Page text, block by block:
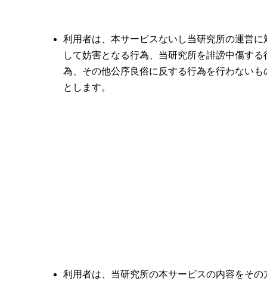
利用者は、本サービスないし当研究所の運営に
して妨害となる行為、当研究所を誹謗中傷する
為、その他公序良俗に反する行為を行わないも
とします。
利用者は、当研究所の本サービスの内容をその